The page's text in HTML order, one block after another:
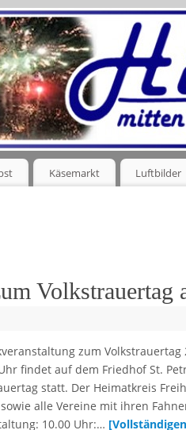
Käsemarkt Luftbilder
Volkstrauertag
zum Volkstrauertag
findet auf dem Friedhof St.
statt. Der Heimatkreis
alle Vereine mit ihren
10.00 Uhr:…